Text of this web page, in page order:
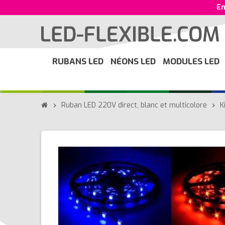
RUBANS LED NÉONS LED MODULES LED
chevron_right Ruban LED 220V direct, blanc et multicolore chevron_right